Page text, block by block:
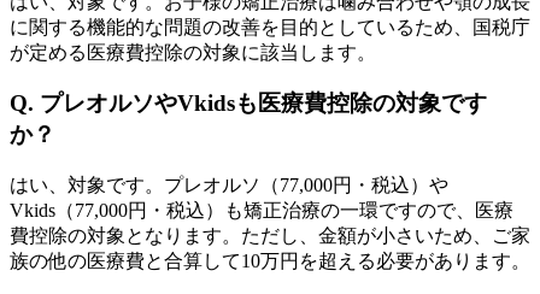
に関する機能的な問題の改善を目的としているため、国税庁
が定める医療費控除の対象に該当します。
Q. プレオルソやVkidsも医療費控除の対象です
か？
はい、対象です。プレオルソ（77,000円・税込）や
Vkids（77,000円・税込）も矯正治療の一環ですので、医療
費控除の対象となります。ただし、金額が小さいため、ご家
族の他の医療費と合算して10万円を超える必要があります。